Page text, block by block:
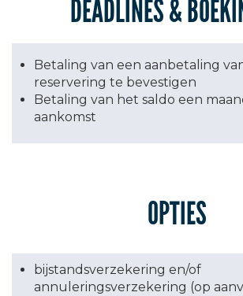
DEADLINES &
Betaling van een aanbetaling
reservering te bevestigen
Betaling van het saldo een
aankomst
OPTIES
bijstandsverzekering en/of
annuleringsverzekering (op